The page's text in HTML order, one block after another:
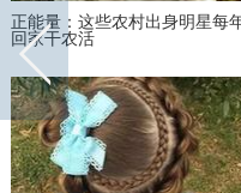
陪新女友在加拿大家中“宅”一周
哈里王子找到真爱了？